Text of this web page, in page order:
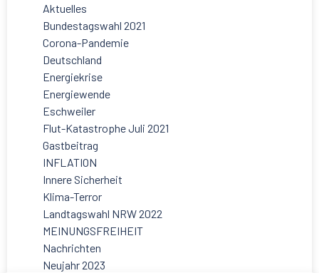
Aktuelles
Bundestagswahl 2021
Corona-Pandemie
Deutschland
Energiekrise
Energiewende
Eschweiler
Flut-Katastrophe Juli 2021
Gastbeitrag
INFLATION
Innere Sicherheit
Klima-Terror
Landtagswahl NRW 2022
MEINUNGSFREIHEIT
Nachrichten
Neujahr 2023